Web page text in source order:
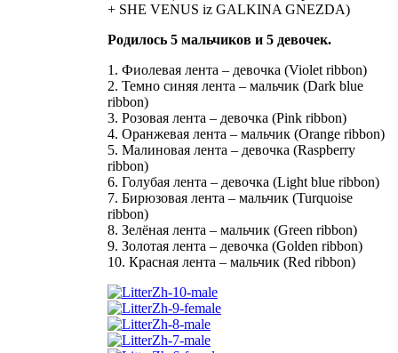
+ SHE VENUS iz GALKINA GNEZDA)
Родилось 5 мальчиков и 5 девочек.
1. Фиолевая лента – девочка (Violet ribbon)
2. Темно синяя лента – мальчик (Dark blue
ribbon)
3. Розовая лента – девочка (Pink ribbon)
4. Оранжевая лента – мальчик (Orange ribbon)
5. Малиновая лента – девочка (Raspberry
ribbon)
6. Голубая лента – девочка (Light blue ribbon)
7. Бирюзовая лента – мальчик (Turquoise
ribbon)
8. Зелёная лента – мальчик (Green ribbon)
9. Золотая лента – девочка (Golden ribbon)
10. Красная лента – мальчик (Red ribbon)